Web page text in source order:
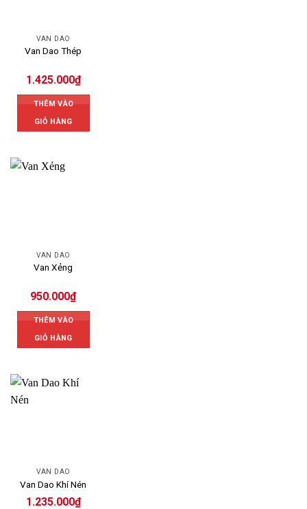
VAN DAO
Van Dao Thép
1.425.000₫
THÊM VÀO
GIỎ HÀNG
VAN DAO
Van Xẻng
950.000₫
THÊM VÀO
GIỎ HÀNG
VAN DAO
Van Dao Khí Nén
1.235.000₫